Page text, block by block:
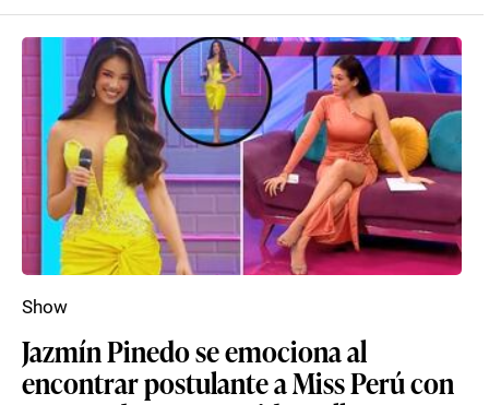
Jazmín Pinedo se emociona al
encontrar postulante a Miss Perú con
Show